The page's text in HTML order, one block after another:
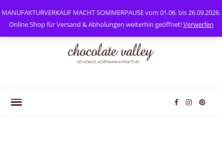
Mein Konto
MANUFAKTURVERKAUF MACHT SOMMERPAUSE vom 01.06. bis 26.09.2026.
Online Shop für Versand & Abholungen weiterhin geöffnet!Verwerfen